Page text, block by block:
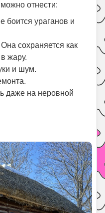
отнести:
боится ураганов и
сохраняется как
жару.
и шум.
даже на неровной